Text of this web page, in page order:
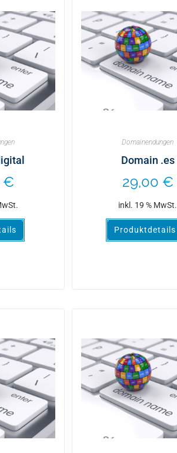
€
Domainendungen
Domain .es
29,00 €
inkl. 19 % MwSt.
Produktdetails